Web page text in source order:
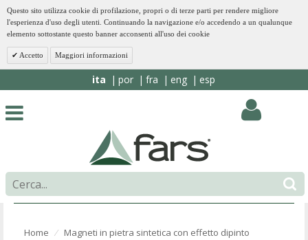
Questo sito utilizza cookie di profilazione, propri o di terze parti per rendere migliore
l'esperienza d'uso degli utenti. Continuando la navigazione e/o accedendo a un qualunque
elemento sottostante questo banner acconsenti all'uso dei cookie
Accetto Maggiori informazioni
ita por fra eng esp
Home ⁄ Magneti in pietra sintetica con effetto dipinto